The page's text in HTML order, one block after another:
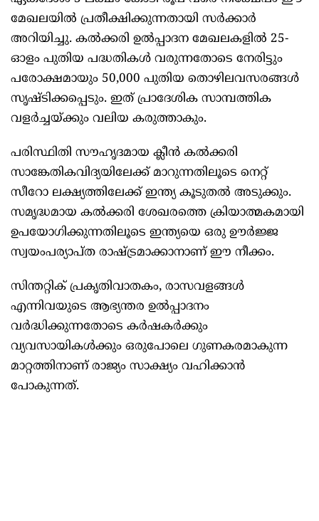
മേഖലയില്‍ പ്രതീക്ഷിക്കുന്നതായി സര്‍ക്കാര്‍
അറിയിച്ചു. കല്‍ക്കരി ഉല്‍പ്പാദന മേഖലകളില്‍ 25-
ഓളം പുതിയ പദ്ധതികള്‍ വരുന്നതോടെ നേരിട്ടും
പരോക്ഷമായും 50,000 പുതിയ തൊഴിലവസരങ്ങള്‍
സൃഷ്ടിക്കപ്പെടും. ഇത് പ്രാദേശിക സാമ്പത്തിക
വളര്‍ച്ചയ്ക്കും വലിയ കരുത്താകും.
പരിസ്ഥിതി സൗഹൃദമായ ക്ലീന്‍ കല്‍ക്കരി
സാങ്കേതികവിദ്യയിലേക്ക് മാറുന്നതിലൂടെ നെറ്റ്
സീറോ ലക്ഷ്യത്തിലേക്ക് ഇന്ത്യ കൂടുതല്‍ അടുക്കും.
സമൃദ്ധമായ കല്‍ക്കരി ശേഖരത്തെ ക്രിയാത്മകമായി
ഉപയോഗിക്കുന്നതിലൂടെ ഇന്ത്യയെ ഒരു ഊര്‍ജ്ജ
സ്വയംപര്യാപ്ത രാഷ്ട്രമാക്കാനാണ് ഈ നീക്കം.
സിന്തറ്റിക് പ്രകൃതിവാതകം, രാസവളങ്ങള്‍
എന്നിവയുടെ ആഭ്യന്തര ഉല്‍പ്പാദനം
വര്‍ദ്ധിക്കുന്നതോടെ കര്‍ഷകര്‍ക്കും
വ്യവസായികള്‍ക്കും ഒരുപോലെ ഗുണകരമാകുന്ന
മാറ്റത്തിനാണ് രാജ്യം സാക്ഷ്യം വഹിക്കാന്‍
പോകുന്നത്.